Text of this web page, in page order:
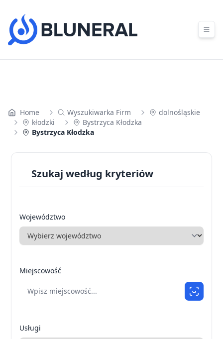
Home Wyszukiwarka Firm
dolnośląskie
kłodzki
Bystrzyca Kłodzka
Bystrzyca Kłodzka
Szukaj według kryteriów
Województwo
Miejscowość
Usługi